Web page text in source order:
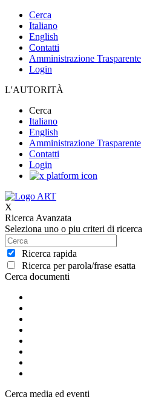
Cerca
Italiano
English
Contatti
Amministrazione Trasparente
Login
L'AUTORITÀ
Cerca
Italiano
English
Amministrazione Trasparente
Contatti
Login
X
Ricerca Avanzata
Seleziona uno o piu criteri di ricerca
Ricerca rapida
Ricerca per parola/frase esatta
Cerca documenti
Cerca media ed eventi